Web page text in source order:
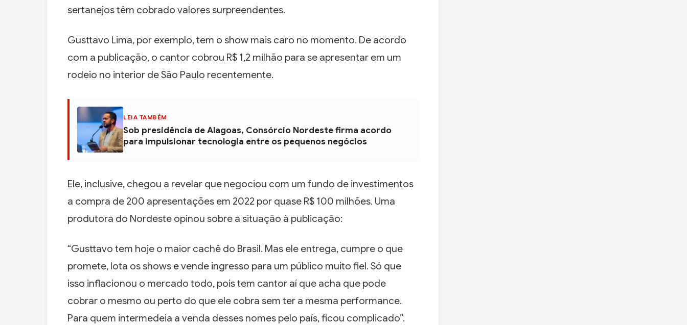
sertanejos têm cobrado valores surpreendentes.
Gusttavo Lima, por exemplo, tem o show mais caro no momento. De acordo
com a publicação, o cantor cobrou R$ 1,2 milhão para se apresentar em um
rodeio no interior de São Paulo recentemente.
LEIA TAMBÉM
Sob presidência de Alagoas, Consórcio Nordeste firma acordo
para impulsionar tecnologia entre os pequenos negócios
Ele, inclusive, chegou a revelar que negociou com um fundo de investimentos
a compra de 200 apresentações em 2022 por quase R$ 100 milhões. Uma
produtora do Nordeste opinou sobre a situação à publicação:
“Gusttavo tem hoje o maior cachê do Brasil. Mas ele entrega, cumpre o que
promete, lota os shows e vende ingresso para um público muito fiel. Só que
isso inflacionou o mercado todo, pois tem cantor aí que acha que pode
cobrar o mesmo ou perto do que ele cobra sem ter a mesma performance.
Para quem intermedeia a venda desses nomes pelo país, ficou complicado”.